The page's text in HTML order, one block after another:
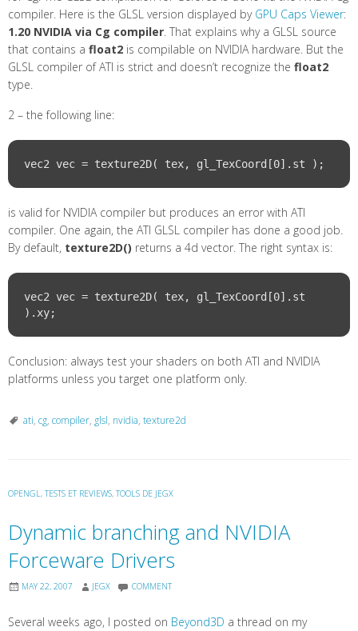
compiler. Here is the GLSL version displayed by GPU Caps Viewer:
1.20 NVIDIA via Cg compiler. That explains why a GLSL source
that contains a float2 is compilable on NVIDIA hardware. But the
GLSL compiler of ATI is strict and doesn’t recognize the float2
type.
2 – the following line:
is valid for NVIDIA compiler but produces an error with ATI
compiler. One again, the ATI GLSL compiler has done a good job.
By default, texture2D() returns a 4d vector. The right syntax is:
vec2 vec = texture2D( tex, gl_TexCoord[0].st
Conclusion: always test your shaders on both ATI and NVIDIA
platforms unless you target one platform only.
ati, cg, compiler, glsl, nvidia, texture2d
OPENGL, TESTS ET REVIEWS, TOOLS DE JEGX
Dynamic branching and NVIDIA
Forceware Drivers
MAY 22, 2007 JEGX COMMENT
Several weeks ago, I posted on Beyond3D a thread on my